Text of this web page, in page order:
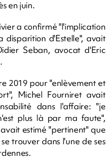
en juin.
a confirmé "l'implication
disparition d'Estelle", avait
Seban, avocat d'Eric
2019 pour "enlèvement et
Michel Fourniret avait
dans l'affaire: "je
plus là par ma faute",
estimé "pertinent" que
trouver dans l'une de ses